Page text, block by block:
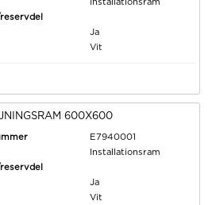
Installationsram
Ja
Vit
600X600
E7940001
Installationsram
Ja
Vit